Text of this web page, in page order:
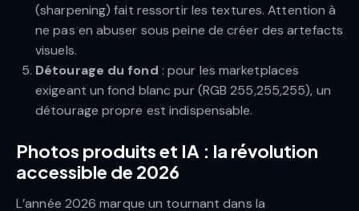
(sharpening) fait ressortir les textures. Attention à
ne pas en abuser sous peine de créer des artefacts
visuels.
Détourage du fond : pour les marketplaces
exigeant un fond blanc pur (RGB 255,255,255), un
détourage propre est indispensable.
Photos produits et IA : la révolution
accessible de 2026
L’année 2026 marque un tournant dans la